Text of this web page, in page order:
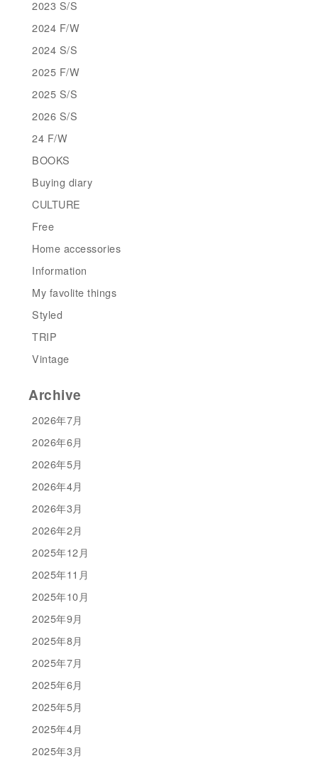
2023 S/S
2024 F/W
2024 S/S
2025 F/W
2025 S/S
2026 S/S
24 F/W
BOOKS
Buying diary
CULTURE
Free
Home accessories
Information
My favolite things
Styled
TRIP
Vintage
Archive
2026年7月
2026年6月
2026年5月
2026年4月
2026年3月
2026年2月
2025年12月
2025年11月
2025年10月
2025年9月
2025年8月
2025年7月
2025年6月
2025年5月
2025年4月
2025年3月